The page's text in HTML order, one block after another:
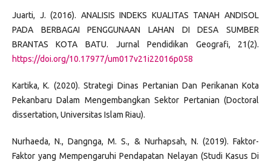
Juarti, J. (2016). ANALISIS INDEKS KUALITAS TANAH ANDISOL
PADA BERBAGAI PENGGUNAAN LAHAN DI DESA SUMBER
BRANTAS KOTA BATU. Jurnal Pendidikan Geografi, 21(2).
https://doi.org/10.17977/um017v21i22016p058
Kartika, K. (2020). Strategi Dinas Pertanian Dan Perikanan Kota
Pekanbaru Dalam Mengembangkan Sektor Pertanian (Doctoral
dissertation, Universitas Islam Riau).
Nurhaeda, N., Dangnga, M. S., & Nurhapsah, N. (2019). Faktor-
Faktor yang Mempengaruhi Pendapatan Nelayan (Studi Kasus Di